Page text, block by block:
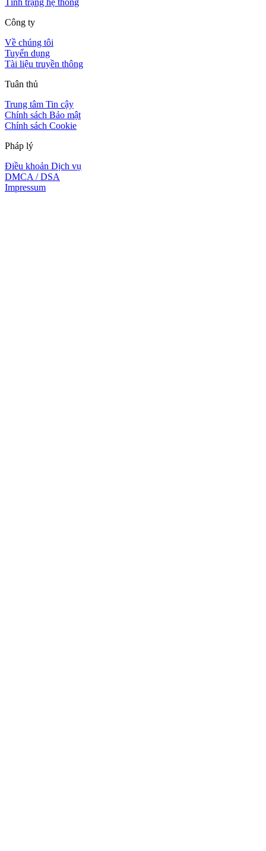
Công ty
Về chúng tôi
Tuyển dụng
Tài liệu truyền thông
Tuân thủ
Trung tâm Tin cậy
Chính sách Bảo mật
Chính sách Cookie
Pháp lý
Điều khoản Dịch vụ
DMCA / DSA
Impressum